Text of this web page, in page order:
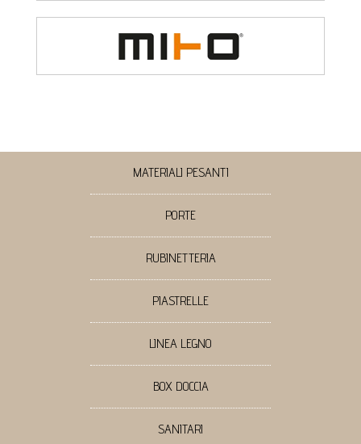
MATERIALI PESANTI
PORTE
RUBINETTERIA
PIASTRELLE
LINEA LEGNO
BOX DOCCIA
SANITARI